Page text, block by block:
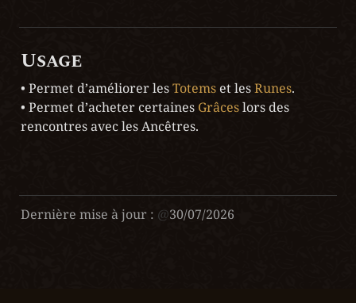
Usage
• Permet d’améliorer les Totems et les Runes.
• Permet d’acheter certaines Grâces lors des
Dernière mise à jour : @30/07/2026